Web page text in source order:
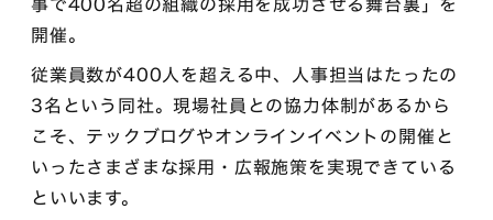
開催。
従業員数が400人を超える中、人事担当はたったの
3名という同社。現場社員との協力体制があるから
こそ、テックブログやオンラインイベントの開催と
いったさまざまな採用・広報施策を実現できている
といいます。